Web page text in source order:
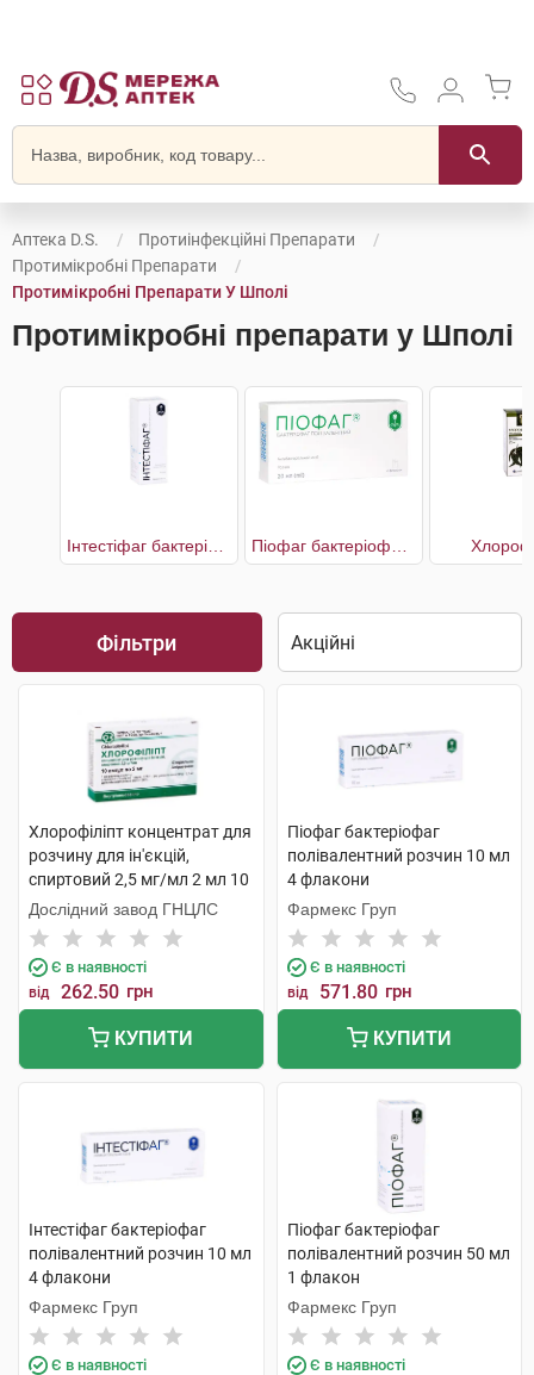
Аптека D.S.
Протиінфекційні Препарати
Протимікробні Препарати
Протимікробні Препарати У Шполі
Протимікробні препарати у Шполі
Фільтри
Хлорофіліпт концентрат для
розчину для ін'єкцій,
спиртовий 2,5 мг/мл 2 мл 10
ампул
Дослідний завод ГНЦЛС
Є в наявності
від 262.50 грн
КУПИТИ
Піофаг бактеріофаг
полівалентний розчин 10 мл
4 флакони
Фармекс Груп
Є в наявності
від 571.80 грн
КУПИТИ
Інтестіфаг бактеріофаг
полівалентний розчин 10 мл
4 флакони
Фармекс Груп
Є в наявності
Піофаг бактеріофаг
полівалентний розчин 50 мл
1 флакон
Фармекс Груп
Є в наявності